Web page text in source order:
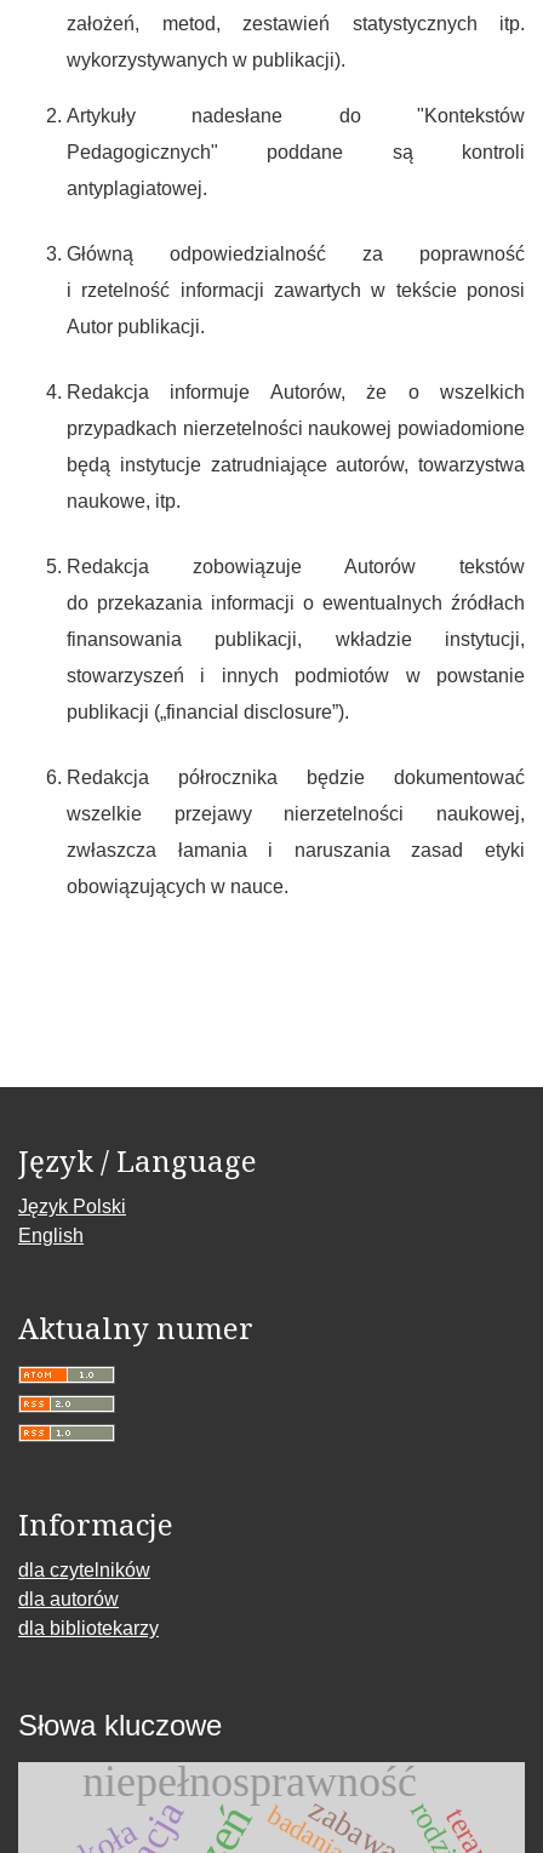
założeń, metod, zestawień statystycznych itp.
wykorzystywanych w publikacji).
Artykuły nadesłane do "Kontekstów
Pedagogicznych" poddane są kontroli
antyplagiatowej.
Główną odpowiedzialność za poprawność
i rzetelność informacji zawartych w tekście ponosi
Autor publikacji.
Redakcja informuje Autorów, że o wszelkich
przypadkach nierzetelności naukowej powiadomione
będą instytucje zatrudniające autorów, towarzystwa
naukowe, itp.
Redakcja zobowiązuje Autorów tekstów
do przekazania informacji o ewentualnych źródłach
finansowania publikacji, wkładzie instytucji,
stowarzyszeń i innych podmiotów w powstanie
publikacji („financial disclosure”).
Redakcja półrocznika będzie dokumentować
wszelkie przejawy nierzetelności naukowej,
zwłaszcza łamania i naruszania zasad etyki
obowiązujących w nauce.
Język / Language
Język Polski
English
Aktualny numer
Informacje
dla czytelników
dla autorów
dla bibliotekarzy
Słowa kluczowe
niepełnosprawność
zabawa
badania